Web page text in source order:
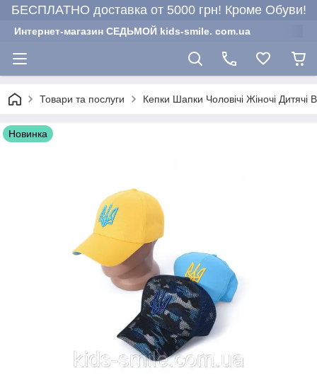
БЕСПЛАТНО доставка от 5000 грн! Кроме Обуви!
Интернет-магазин СЕДЬМОЙ kids-smile. com.ua
Товари та послуги Кепки Шапки Чоловічі Жіночі Дитячі
Новинка